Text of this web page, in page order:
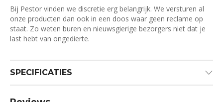
Bij Pestor vinden we discretie erg belangrijk. We versturen al
onze producten dan ook in een doos waar geen reclame op
staat. Zo weten buren en nieuwsgierige bezorgers niet dat je
last hebt van ongedierte.
SPECIFICATIES